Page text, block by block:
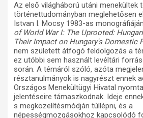
Az első világháború utáni menekültek
történettudományban meglehetősen
Istvan I. Mocsy 1983-as
of World War I: The Uprooted:
Their Impact on Hungary's Domestic
nem született átfogó feldolgozás a
ez utóbbi sem használt levéltári
során. A témáról szóló, azóta
résztanulmányok is nagyrészt ennek
Országos Menekültügyi Hivatal
jelentéseire támaszkodnak. Ideje
s megközelítésmódján túllépni, és a
népességmozgásokhoz kapcsolódó